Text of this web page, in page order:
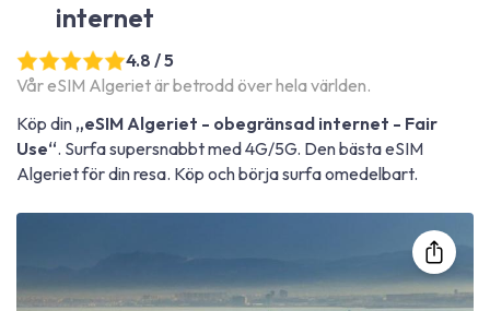
internet
4.8 / 5
Vår eSIM Algeriet är betrodd över hela världen.
Köp din „eSIM Algeriet - obegränsad internet - Fair
Use“. Surfa supersnabbt med 4G/5G. Den bästa eSIM
Algeriet för din resa. Köp och börja surfa omedelbart.